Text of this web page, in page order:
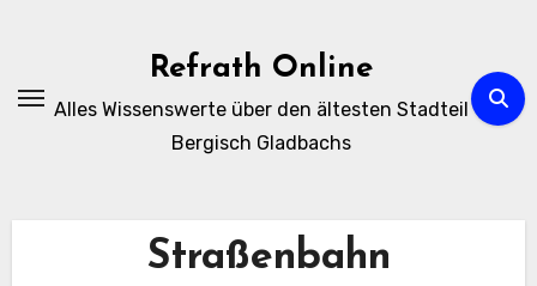
Refrath Online
Alles Wissenswerte über den ältesten Stadteil
Bergisch Gladbachs
Straßenbahn